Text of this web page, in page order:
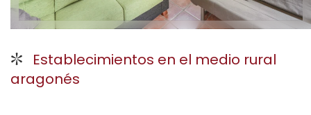
Establecimientos en el medio rural
aragonés